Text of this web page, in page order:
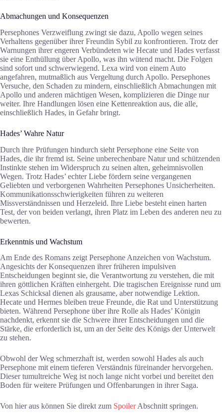
Abmachungen und Konsequenzen
Persephones Verzweiflung zwingt sie dazu, Apollo wegen seines
Verhaltens gegenüber ihrer Freundin Sybil zu konfrontieren. Trotz der
Warnungen ihrer engeren Verbündeten wie Hecate und Hades verfasst
sie eine Enthüllung über Apollo, was ihn wütend macht. Die Folgen
sind sofort und schwerwiegend. Lexa wird von einem Auto
angefahren, mutmaßlich aus Vergeltung durch Apollo. Persephones
Versuche, den Schaden zu mindern, einschließlich Abmachungen mit
Apollo und anderen mächtigen Wesen, komplizieren die Dinge nur
weiter. Ihre Handlungen lösen eine Kettenreaktion aus, die alle,
einschließlich Hades, in Gefahr bringt.
Hades’ Wahre Natur
Durch ihre Prüfungen hindurch sieht Persephone eine Seite von
Hades, die ihr fremd ist. Seine unberechenbare Natur und schützenden
Instinkte stehen im Widerspruch zu seinen alten, geheimnisvollen
Wegen. Trotz Hades’ echter Liebe fördern seine vergangenen
Geliebten und verborgenen Wahrheiten Persephones Unsicherheiten.
Kommunikationsschwierigkeiten führen zu weiteren
Missverständnissen und Herzeleid. Ihre Liebe besteht einen harten
Test, der von beiden verlangt, ihren Platz im Leben des anderen neu zu
bewerten.
Erkenntnis und Wachstum
Am Ende des Romans zeigt Persephone Anzeichen von Wachstum.
Angesichts der Konsequenzen ihrer früheren impulsiven
Entscheidungen beginnt sie, die Verantwortung zu verstehen, die mit
ihren göttlichen Kräften einhergeht. Die tragischen Ereignisse rund um
Lexas Schicksal dienen als grausame, aber notwendige Lektion.
Hecate und Hermes bleiben treue Freunde, die Rat und Unterstützung
bieten. Während Persephone über ihre Rolle als Hades’ Königin
nachdenkt, erkennt sie die Schwere ihrer Entscheidungen und die
Stärke, die erforderlich ist, um an der Seite des Königs der Unterwelt
zu stehen.
Obwohl der Weg schmerzhaft ist, werden sowohl Hades als auch
Persephone mit einem tieferen Verständnis füreinander hervorgehen.
Dieser tumultreiche Weg ist noch lange nicht vorbei und bereitet den
Boden für weitere Prüfungen und Offenbarungen in ihrer Saga.
Von hier aus können Sie direkt zum SpoilerAbschnitt springen.